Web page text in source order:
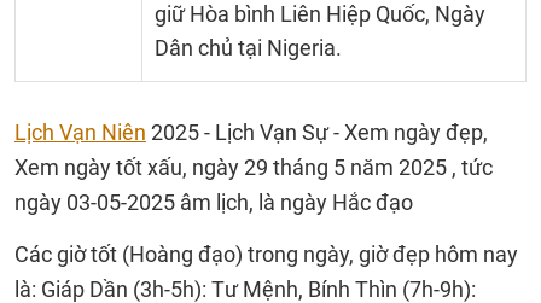
giữ Hòa bình Liên Hiệp Quốc, Ngày
Dân chủ tại Nigeria.
Lịch Vạn Niên 2025 - Lịch Vạn Sự - Xem ngày đẹp,
Xem ngày tốt xấu, ngày 29 tháng 5 năm 2025 , tức
ngày 03-05-2025 âm lịch, là ngày Hắc đạo
Các giờ tốt (Hoàng đạo) trong ngày, giờ đẹp hôm nay
là: Giáp Dần (3h-5h): Tư Mệnh, Bính Thìn (7h-9h):